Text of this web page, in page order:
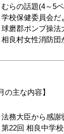
むらの話題(4～5
学校保健委員会だ
球磨郡ポンプ操法
相良村女性消防団
の主な内容】
法務大臣から感謝
第22回 相良中学